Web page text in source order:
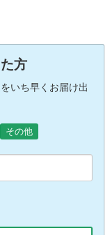
方
いち早くお届け出
その他